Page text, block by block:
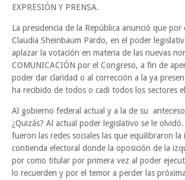
EXPRESIÓN Y PRENSA.
La presidencia de la República anunció que por
Claudia Sheinbaum Pardo, en el poder
aplazar la votación en materia de las nuevas
COMUNICACIÓN por el Congreso, a fin de
poder dar claridad o al corrección a la ya
ha recibido de todos o cadi todos los sectores
Al gobierno federal actual y a la de su
¿Quizás? Al actual poder legislativo se le
fueron las redes sociales las que equilibraron la
contienda electoral donde la oposición de la
por como titular por primera vez al poder
lo recuerden y por el temor a perder las